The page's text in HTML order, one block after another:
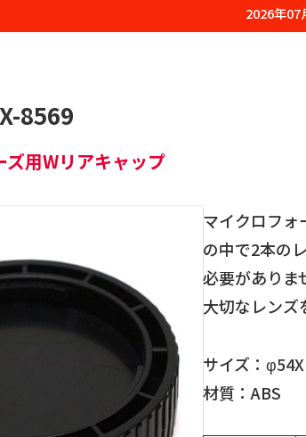
2026年07
8569
用Wリアキャップ
マイクロフォ
の中で2本の
必要がありま
大切なレンズ
サイズ：
材質：ABS